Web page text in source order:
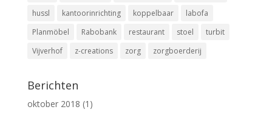
hussl
kantoorinrichting koppelbaar
labofa
Planmöbel
Rabobank restaurant stoel
turbit
Vijverhof
z-creations zorg zorgboerderij
Berichten
oktober 2018 (1)